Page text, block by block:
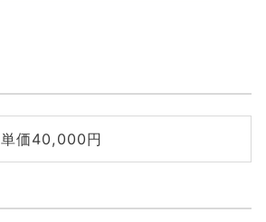
単価40,000円